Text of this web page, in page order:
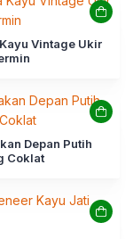
Vintage Ukir
Depan Putih
Coklat